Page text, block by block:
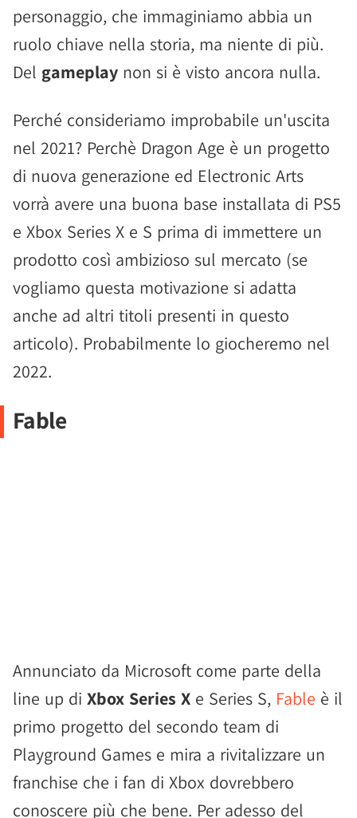
personaggio, che immaginiamo abbia un
ruolo chiave nella storia, ma niente di più.
Del gameplay non si è visto ancora nulla.
Perché consideriamo improbabile un'uscita
nel 2021? Perchè Dragon Age è un progetto
di nuova generazione ed Electronic Arts
vorrà avere una buona base installata di PS5
e Xbox Series X e S prima di immettere un
prodotto così ambizioso sul mercato (se
vogliamo questa motivazione si adatta
anche ad altri titoli presenti in questo
articolo). Probabilmente lo giocheremo nel
2022.
Fable
Annunciato da Microsoft come parte della
line up di Xbox Series X e Series S, Fable è il
primo progetto del secondo team di
Playground Games e mira a rivitalizzare un
franchise che i fan di Xbox dovrebbero
conoscere più che bene. Per adesso del